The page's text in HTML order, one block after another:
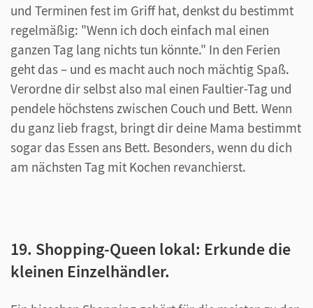
und Terminen fest im Griff hat, denkst du bestimmt
regelmäßig: "Wenn ich doch einfach mal einen
ganzen Tag lang nichts tun könnte." In den Ferien
geht das – und es macht auch noch mächtig Spaß.
Verordne dir selbst also mal einen Faultier-Tag und
pendele höchstens zwischen Couch und Bett. Wenn
du ganz lieb fragst, bringt dir deine Mama bestimmt
sogar das Essen ans Bett. Besonders, wenn du dich
am nächsten Tag mit Kochen revanchierst.
19. Shopping-Queen lokal: Erkunde die
kleinen Einzelhändler.